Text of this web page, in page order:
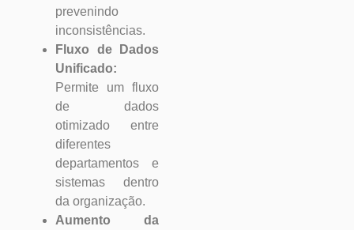
prevenindo
inconsistências.
Fluxo de Dados
Unificado:
Permite um fluxo
de dados
otimizado entre
diferentes
departamentos e
sistemas dentro
da organização.
Aumento da